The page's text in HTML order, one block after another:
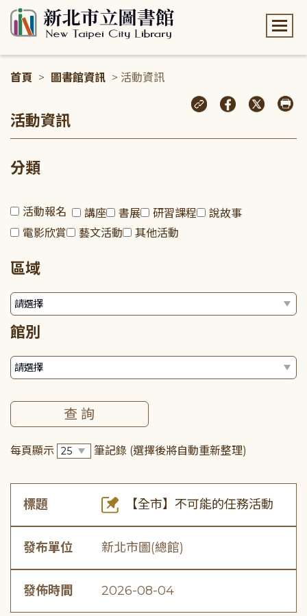
首頁 > 圖書館資訊 > 活動資訊
活動資訊
分類
活動報名 講座 書展 研習課程
說故事
電影欣賞
藝文活動 其他活動
區域
館別
每頁顯示 筆記錄 (選擇後將自動重新整理)
標題 【全市】不可能的任務活動
發布單位 新北市圖(總館)
發佈時間 2026-08-04